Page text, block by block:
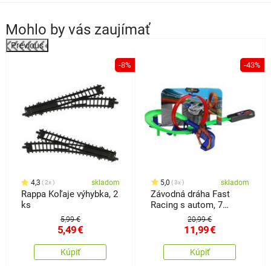
Mohlo by vás zaujímať
Previous
-8%
4,3 2x skladom
Rappa Koľaje výhybka, 2
ks
5,99 €
5,49€
Kúpiť
-43%
5,0 3x skladom
Závodná dráha Fast
Racing s autom, 7
dielov, 46,5 x 6,2 x 29,6
20,99 €
11,99€
Kúpiť